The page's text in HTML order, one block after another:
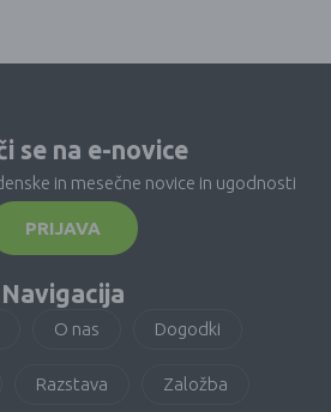
se na e-novice
in mesečne novice in ugodnosti
PRIJAVA
Navigacija
O nas Dogodki
Razstava Založba